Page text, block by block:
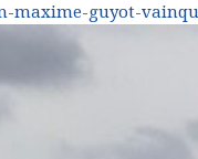
maxime-guyot-